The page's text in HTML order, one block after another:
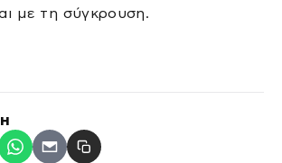
με τη σύγκρουση.